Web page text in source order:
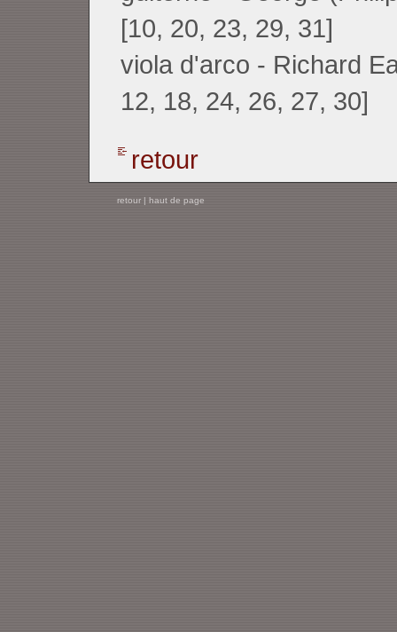
[10, 20, 23, 29, 31]
viola d'arco - Richard
12, 18, 24, 26, 27, 30]
retour
retour| haut de page